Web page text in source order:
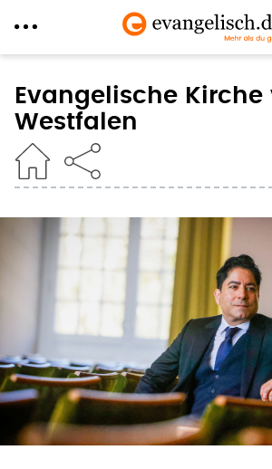
zum
Inhalt
Evangelische Kirche
Westfalen